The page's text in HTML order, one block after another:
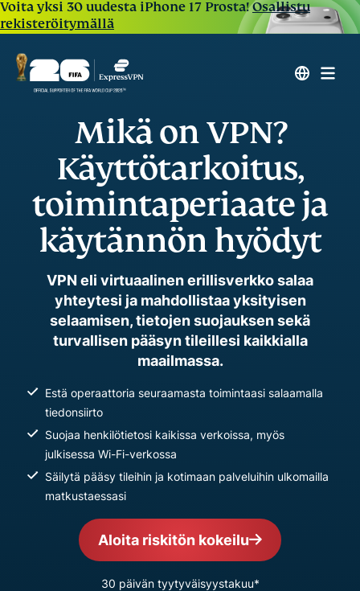
Voita yksi 30 uudesta iPhone 17 Prosta!Osallistu
rekisteröitymällä
Mikä on VPN?
Käyttötarkoitus,
toimintaperiaate ja
käytännön hyödyt
VPN eli virtuaalinen erillisverkko salaa
yhteytesi ja mahdollistaa yksityisen
selaamisen, tietojen suojauksen sekä
turvallisen pääsyn tileillesi kaikkialla
maailmassa.
Estä operaattoria seuraamasta toimintaasi salaamalla
tiedonsiirto
Suojaa henkilötietosi kaikissa verkoissa, myös
julkisessa Wi-Fi-verkossa
Säilytä pääsy tileihin ja kotimaan palveluihin ulkomailla
matkustaessasi
Aloita riskitön kokeilu
30 päivän tyytyväisyystakuu*